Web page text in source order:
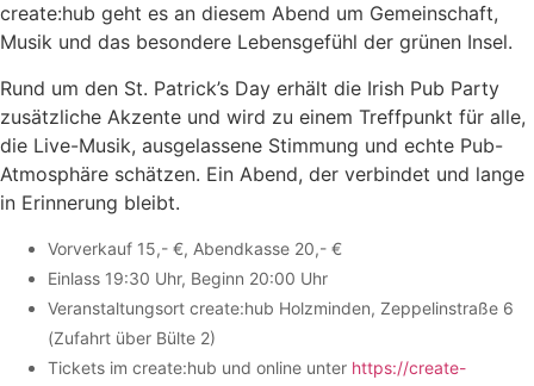
create:hub geht es an diesem Abend um Gemeinschaft,
Musik und das besondere Lebensgefühl der grünen Insel.
Rund um den St. Patrick’s Day erhält die Irish Pub Party
zusätzliche Akzente und wird zu einem Treffpunkt für alle,
die Live-Musik, ausgelassene Stimmung und echte Pub-
Atmosphäre schätzen. Ein Abend, der verbindet und lange
in Erinnerung bleibt.
Vorverkauf 15,- €, Abendkasse 20,- €
Einlass 19:30 Uhr, Beginn 20:00 Uhr
Veranstaltungsort create:hub Holzminden, Zeppelinstraße 6
(Zufahrt über Bülte 2)
Tickets im create:hub und online unter https://create-